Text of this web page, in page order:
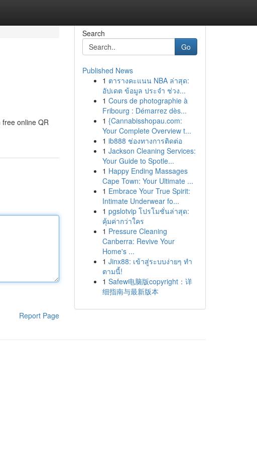
online QR
Report Page
Search
Go
Published News
1 ตารางคะแนน NBA ล่าสุด:
อัปเดต ข้อมูล ประจำ ช่วง...
1 Cours de photographie à
Fribourg : Démarrez dès...
1 {Cannabisshopau.com:
Your Complete Overview t...
1 ib888 ช่องทางการติดต่อ
1 Jackson Cleaning Services:
Your Guide to Spotle...
1 Happy Ending Massages
Cape Town: Your Ultimate ...
1 Embrace Your True Spirit:
Intimate Underwear fo...
1 pgslotvip โปรโมชั่นล่าสุด:
คุ้มค่ากว่าใคร
1 Pressure Cleaning
Canberra: Revive Your
Home's ...
1 Jinx88: เข้าสู่ระบบง่ายๆ ทำ
ตามนี้!
1 Safew电脑版copyright：详
细指南与最新版本